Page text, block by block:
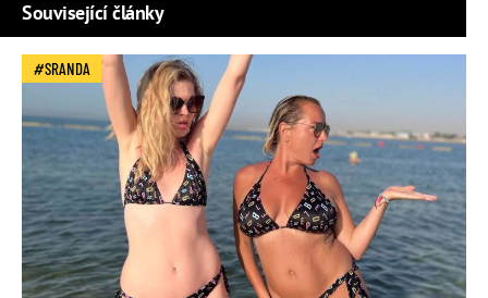
Související články
SRANDA